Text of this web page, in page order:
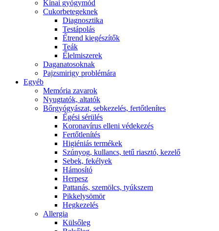
Kínai gyógymód
Cukorbetegeknek
Diagnosztika
Testápolás
É́trend kiegészítők
Teák
É́lelmiszerek
Daganatosoknak
Pajzsmirigy problémára
Egyéb
Memória zavarok
Nyugtatók, altatók
Bőrgyógyászat, sebkezelés, fertőtlenítes
É́gési sérülés
Koronavírus elleni védekezés
Fertőtlenítés
Higiéniás termékek
Szúnyog, kullancs, tetű riasztó, kezelő
Sebek, fekélyek
Hámosító
Herpesz
Pattanás, szemölcs, tyúkszem
Pikkelysömör
Hegkezelés
Allergia
Külsőleg